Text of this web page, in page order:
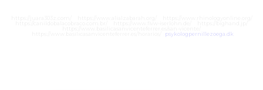
psykologpernillezoega.dk